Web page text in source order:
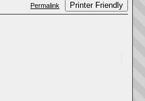
Permalink Printer Friendly